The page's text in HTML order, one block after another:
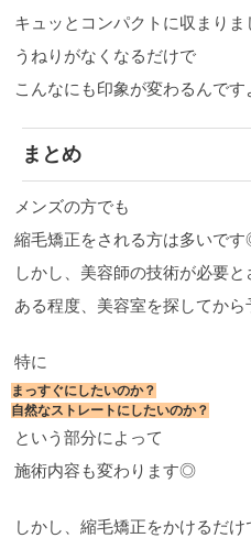
キュッとコンパクトに収まり
うねりがなくなるだけで
こんなにも印象が変わるんです
まとめ
メンズの方でも
縮毛矯正をされる方は多いで
しかし、美容師の技術が必要
ある程度、美容室を探してから
特に
まっすぐにしたいのか？
自然なストレートにしたいのか？
という部分によって
施術内容も変わります◎
しかし、縮毛矯正をかけるだけ